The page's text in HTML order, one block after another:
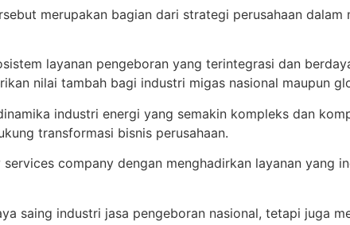
merupakan bagian dari strategi perusahaan
layanan pengeboran yang terintegrasi dan
nilai tambah bagi industri migas nasional maupun
industri energi yang semakin kompleks dan
transformasi bisnis perusahaan.
company dengan menghadirkan layanan yang
saing industri jasa pengeboran nasional, tetapi juga